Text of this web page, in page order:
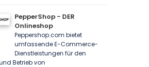
PepperShop - DER
Onlineshop
Peppershop.com bietet
umfassende E-Commerce-
Dienstleistungen für den
Betrieb von